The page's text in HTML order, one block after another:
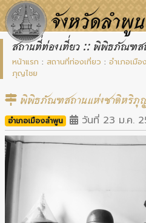
สถานที่ท่องเที่ยว :: พิพิธภัณฑ
หน้าแรก : สถานที่ท่องเที่ยว : อำเภอเมื
ภุญไชย
พิพิธภัณฑสถานแห่งชาติหริภุ
อำเภอเมืองลำพูน วันที่ 23 ม.ค.